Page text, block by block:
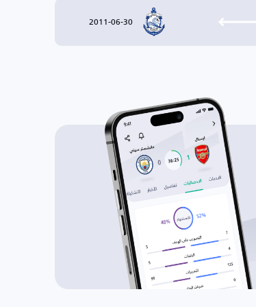
2011-06-30